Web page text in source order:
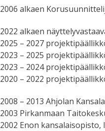
2006 alkaen
2022 alkaen
2025 – 2027
2023 – 2025
2023 – 2024
2020 – 2022
2008 – 2013 Ahjolan
2003 Pirkanmaan
2002 Enon